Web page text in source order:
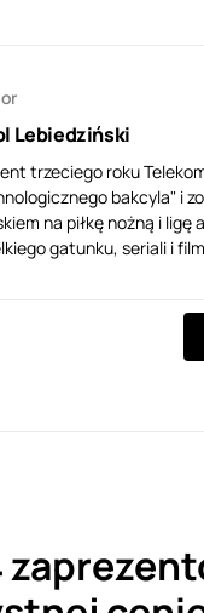
Lebiedziński
trzeciego roku
bakcyla" i
na piłkę nożną i ligę
gatunku, seriali i